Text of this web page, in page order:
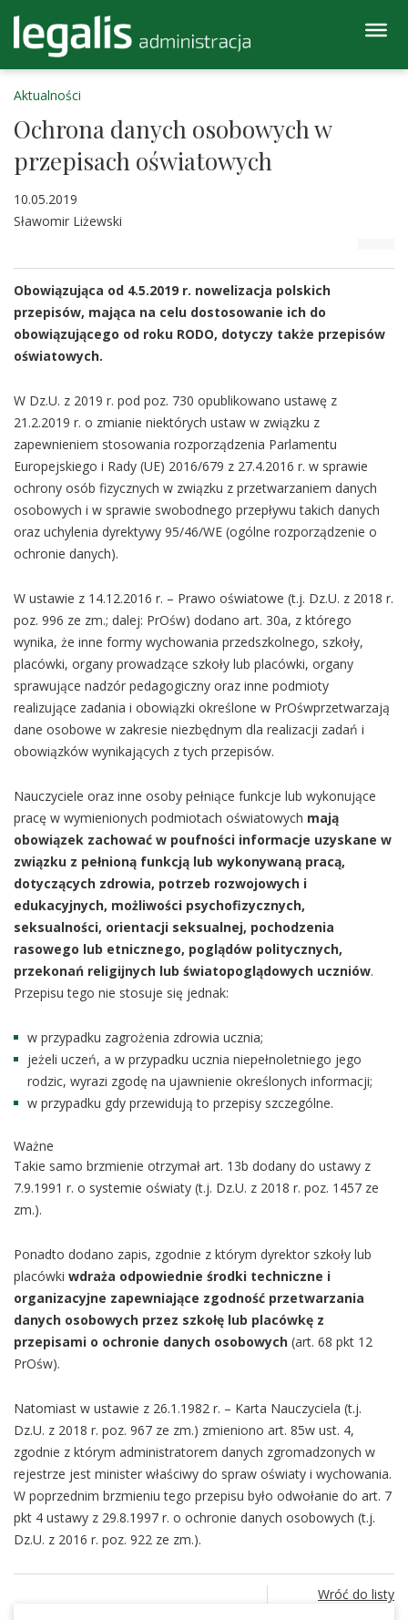
Aktualności
Ochrona danych osobowych w
przepisach oświatowych
10.05.2019
Sławomir Liżewski
Obowiązująca od 4.5.2019 r. nowelizacja polskich
przepisów, mająca na celu dostosowanie ich do
obowiązującego od roku RODO, dotyczy także przepisów
oświatowych.
W Dz.U. z 2019 r. pod poz. 730 opublikowano ustawę z
21.2.2019 r. o zmianie niektórych ustaw w związku z
zapewnieniem stosowania rozporządzenia Parlamentu
Europejskiego i Rady (UE) 2016/679 z 27.4.2016 r. w sprawie
ochrony osób fizycznych w związku z przetwarzaniem danych
osobowych i w sprawie swobodnego przepływu takich danych
oraz uchylenia dyrektywy 95/46/WE (ogólne rozporządzenie o
ochronie danych).
W ustawie z 14.12.2016 r. – Prawo oświatowe (t.j. Dz.U. z 2018 r.
poz. 996 ze zm.; dalej: PrOśw) dodano art. 30a, z którego
wynika, że inne formy wychowania przedszkolnego, szkoły,
placówki, organy prowadzące szkoły lub placówki, organy
sprawujące nadzór pedagogiczny oraz inne podmioty
realizujące zadania i obowiązki określone w PrOśwprzetwarzają
dane osobowe w zakresie niezbędnym dla realizacji zadań i
obowiązków wynikających z tych przepisów.
Nauczyciele oraz inne osoby pełniące funkcje lub wykonujące
pracę w wymienionych podmiotach oświatowych mają
obowiązek zachować w poufności informacje uzyskane w
związku z pełnioną funkcją lub wykonywaną pracą,
dotyczących zdrowia, potrzeb rozwojowych i
edukacyjnych, możliwości psychofizycznych,
seksualności, orientacji seksualnej, pochodzenia
rasowego lub etnicznego, poglądów politycznych,
przekonań religijnych lub światopoglądowych uczniów.
Przepisu tego nie stosuje się jednak:
w przypadku zagrożenia zdrowia ucznia;
jeżeli uczeń, a w przypadku ucznia niepełnoletniego jego
rodzic, wyrazi zgodę na ujawnienie określonych informacji;
w przypadku gdy przewidują to przepisy szczególne.
Ważne
Takie samo brzmienie otrzymał art. 13b dodany do ustawy z
7.9.1991 r. o systemie oświaty (t.j. Dz.U. z 2018 r. poz. 1457 ze
zm.).
Ponadto dodano zapis, zgodnie z którym dyrektor szkoły lub
placówki wdraża odpowiednie środki techniczne i
organizacyjne zapewniające zgodność przetwarzania
danych osobowych przez szkołę lub placówkę z
przepisami o ochronie danych osobowych (art. 68 pkt 12
PrOśw).
Natomiast w ustawie z 26.1.1982 r. – Karta Nauczyciela (t.j.
Dz.U. z 2018 r. poz. 967 ze zm.) zmieniono art. 85w ust. 4,
zgodnie z którym administratorem danych zgromadzonych w
rejestrze jest minister właściwy do spraw oświaty i wychowania.
W poprzednim brzmieniu tego przepisu było odwołanie do art. 7
pkt 4 ustawy z 29.8.1997 r. o ochronie danych osobowych (t.j.
Dz.U. z 2016 r. poz. 922 ze zm.).
Wróć do listy